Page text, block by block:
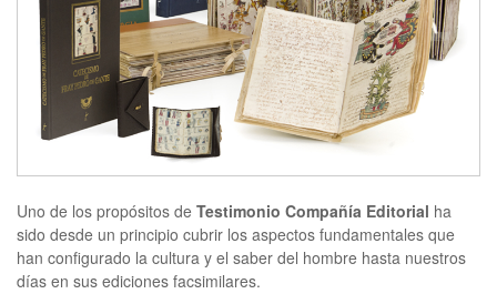
Uno de los propósitos de Testimonio Compañía Editorial ha
sido desde un principio cubrir los aspectos fundamentales que
han configurado la cultura y el saber del hombre hasta nuestros
días en sus ediciones facsimilares.